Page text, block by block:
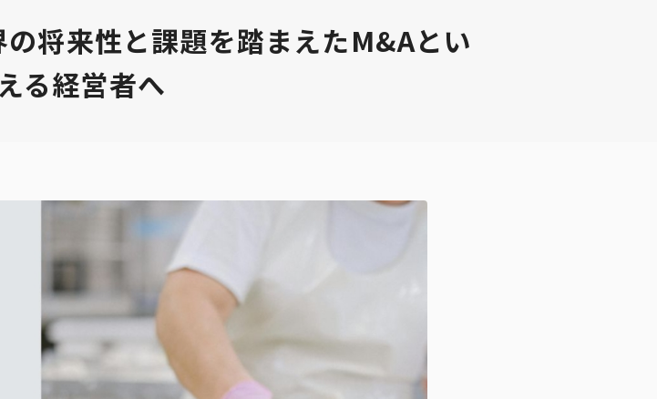
将来性と課題を踏まえたM&Aとい
る経営者へ